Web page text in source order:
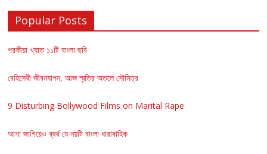
Popular Posts
পরকীয়া খ্যাত ১১টি বাংলা ছবি
বেহিসেবী জীবনযাপন, আজ স্মৃতির অতলে সৌমিত্র
9 Disturbing Bollywood Films on Marital Rape
আশা জাগিয়েও ব্যর্থ যে নয়টি বাংলা ধারাবাহিক